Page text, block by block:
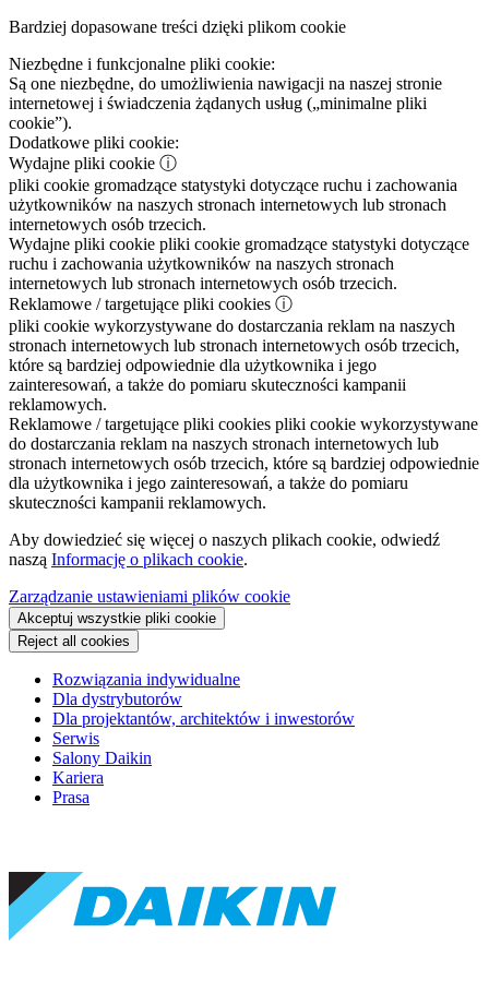
Bardziej dopasowane treści dzięki plikom cookie
Niezbędne i funkcjonalne pliki cookie:
Są one niezbędne, do umożliwienia nawigacji na naszej stronie
internetowej i świadczenia żądanych usług („minimalne pliki
cookie”).
Dodatkowe pliki cookie:
Wydajne pliki cookie ⓘ
pliki cookie gromadzące statystyki dotyczące ruchu i zachowania
użytkowników na naszych stronach internetowych lub stronach
internetowych osób trzecich.
Wydajne pliki cookie pliki cookie gromadzące statystyki dotyczące
ruchu i zachowania użytkowników na naszych stronach
internetowych lub stronach internetowych osób trzecich.
Reklamowe / targetujące pliki cookies ⓘ
pliki cookie wykorzystywane do dostarczania reklam na naszych
stronach internetowych lub stronach internetowych osób trzecich,
które są bardziej odpowiednie dla użytkownika i jego
zainteresowań, a także do pomiaru skuteczności kampanii
reklamowych.
Reklamowe / targetujące pliki cookies pliki cookie wykorzystywane
do dostarczania reklam na naszych stronach internetowych lub
stronach internetowych osób trzecich, które są bardziej odpowiednie
dla użytkownika i jego zainteresowań, a także do pomiaru
skuteczności kampanii reklamowych.
Aby dowiedzieć się więcej o naszych plikach cookie, odwiedź
naszą Informację o plikach cookie.
Zarządzanie ustawieniami plików cookie
Akceptuj wszystkie pliki cookie
Reject all cookies
Rozwiązania indywidualne
Dla dystrybutorów
Dla projektantów, architektów i inwestorów
Serwis
Salony Daikin
Kariera
Prasa